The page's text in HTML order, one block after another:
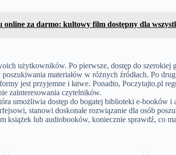
online za darmo: kultowy film dostępny dla
użytkowników. Po pierwsze, dostęp do szerokiej
materiałów w różnych źródłach. Po
jest przyjemne i łatwe. Ponadto, Poczytajto.pl
zainteresowania czytelników.
umożliwia dostęp do bogatej biblioteki e-booków
stanowi doskonałe rozwiązanie dla osób
książek lub audiobooków, koniecznie sprawdź, co